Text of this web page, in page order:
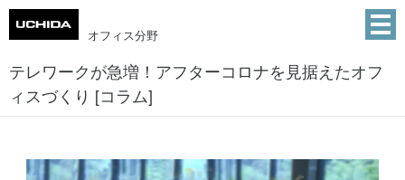
オフィス分野
テレワークが急増！アフターコロナを見据えたオフ
ィスづくり [コラム]